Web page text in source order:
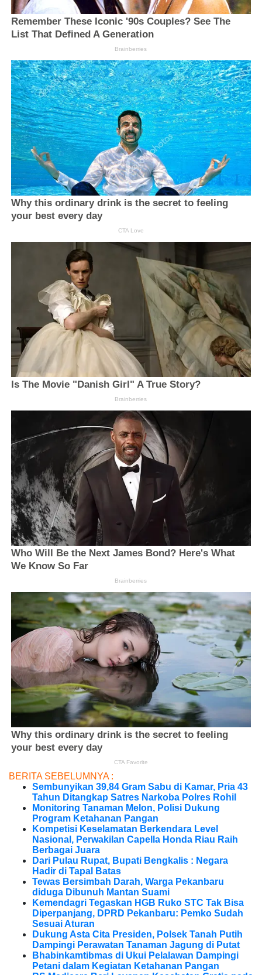
BERITA SEBELUMNYA :
Sembunyikan 39,84 Gram Sabu di Kamar, Pria 43
Tahun Ditangkap Satres Narkoba Polres Rohil
Monitoring Tanaman Melon, Polisi Dukung
Program Ketahanan Pangan
Kompetisi Keselamatan Berkendara Level
Nasional, Perwakilan Capella Honda Riau Raih
Berbagai Juara
Dari Pulau Rupat, Bupati Bengkalis : Negara
Hadir di Tapal Batas
Tewas Bersimbah Darah, Warga Pekanbaru
diduga Dibunuh Mantan Suami
Kemendagri Tegaskan HGB Ruko STC Tak Bisa
Diperpanjang, DPRD Pekanbaru: Pemko Sudah
Sesuai Aturan
Dukung Asta Cita Presiden, Polsek Tanah Putih
Dampingi Perawatan Tanaman Jagung di Putat
Bhabinkamtibmas di Ukui Pelalawan Dampingi
Petani dalam Kegiatan Ketahanan Pangan